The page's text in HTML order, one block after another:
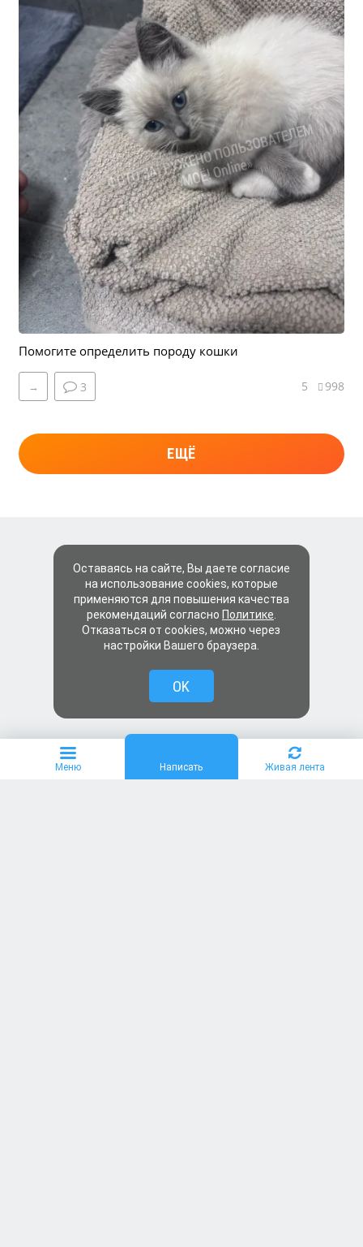
Помогите определить породу кошки
→ 3 5 998
ЕЩЁ
Меню Написать Живая лента
Оставаясь на сайте, Вы даете согласие
на использование cookies, которые
применяются для повышения качества
рекомендаций согласно Политике
Отказаться от cookies, можно через
настройки Вашего браузера.
OK